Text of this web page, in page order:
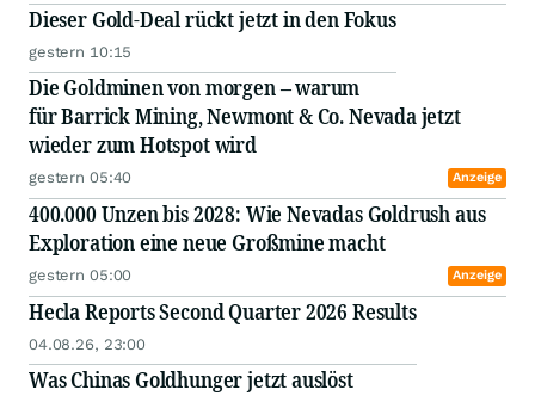
Dieser Gold-Deal rückt jetzt in den Fokus
gestern 10:15
Die Goldminen von morgen – warum
für Barrick Mining, Newmont & Co. Nevada jetzt
wieder zum Hotspot wird
gestern 05:40 Anzeige
400.000 Unzen bis 2028: Wie Nevadas Goldrush aus
Exploration eine neue Großmine macht
gestern 05:00 Anzeige
Hecla Reports Second Quarter 2026 Results
04.08.26, 23:00
Was Chinas Goldhunger jetzt auslöst